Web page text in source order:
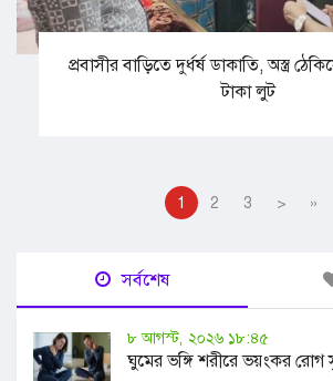
প্রবাসীর বাড়িতে দুর্ধর্ষ ডাকাতি, অস্ত্র
টাকা লুট
1 2 3 > »
সর্বশেষ
৮ আগস্ট, ২০২৬ ১৮:৪৫
ঘুমের ভঙ্গি শরীরে ভয়ংকর রোগ